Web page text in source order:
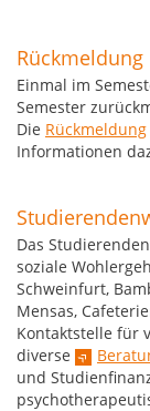
Rückmeldung
Einmal im
Semester
Die Rückmeldung
Informationen
Das
soziale
Schweinfurt,
Mensas,
Kontaktstelle für
diverse
und